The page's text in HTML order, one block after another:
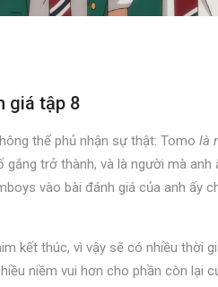
giá tập 8
thể phủ nhận sự thật: Tomo là
trở thành, và là người mà anh
vào bài đánh giá của anh ấy
kết thúc, vì vậy sẽ có nhiều thời
niềm vui hơn cho phần còn lại